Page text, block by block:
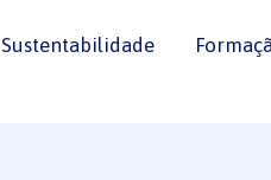
Sustentabilidade